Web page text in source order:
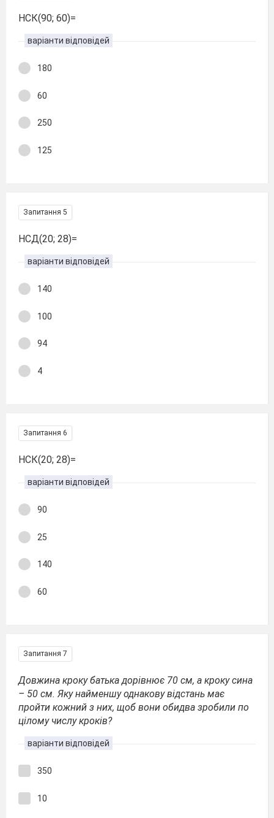
НСК(90; 60)=
варіанти відповідей
180
60
250
125
Запитання 5
НСД(20; 28)=
варіанти відповідей
140
100
94
4
Запитання 6
НСК(20; 28)=
варіанти відповідей
90
25
140
60
Запитання 7
Довжина кроку батька дорівнює 70 см, а кроку сина
– 50 см. Яку найменшу однакову відстань має
пройти кожний з них, щоб вони обидва зробили по
цілому числу кроків?
варіанти відповідей
350
10